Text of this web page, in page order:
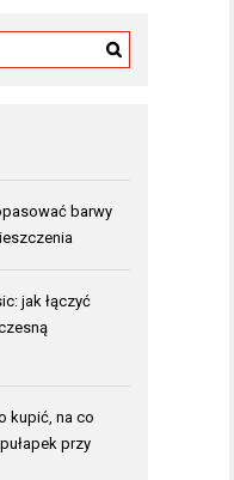
barwy
jak łączyć
kupić, na co
przy